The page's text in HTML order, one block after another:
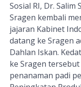
Sosial RI, Dr. Salim
Sragen kembali
jajaran Kabinet
datang ke Sragen
Dahlan Iskan.
ke Sragen
penanaman padi